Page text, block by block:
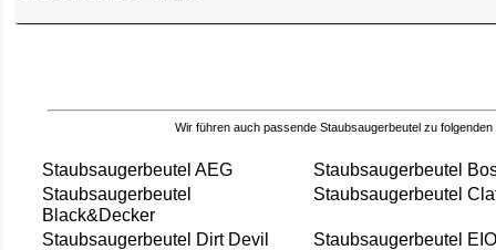
Wir führen auch passende Staubsaugerbeutel zu folgenden
Staubsaugerbeutel AEG
Staubsaugerbeutel
Staubsaugerbeutel
Black&Decker
Staubsaugerbeutel
Staubsaugerbeutel Dirt Devil
Staubsaugerbeutel